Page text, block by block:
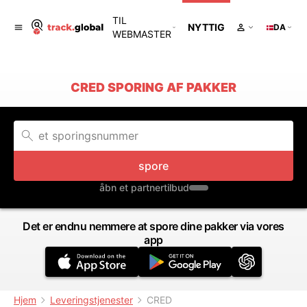
TIL
WEBMASTER
NYTTIG DA
CRED SPORING AF PAKKER
spore
åbn et partnertilbud
Det er endnu nemmere at spore dine pakker via vores
app
Hjem Leveringstjenester CRED